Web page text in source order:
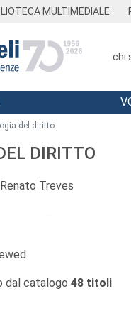
MULTIMEDIALE
chi
del diritto
DIRITTO
Treves
dal catalogo 48 titoli